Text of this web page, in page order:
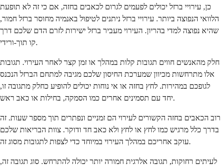
כן, עירויי ברזל יכולים לפעמים לגרום לכאבים בחזה, אם כי זה לא תופעת
הלוואי הנפוצה ביותר. עירויי ברזל ניתנים לטיפול באנמיה מחוסר ברזל חמור,
שהיא נפוצה למדי בהריון. העירוי מעביר ברזל ישירות לזרם הדם שלכם דרך
קו תוך-ורידי.
חלק מהאנשים חווים תגובות קלות במהלך או זמן קצר לאחר העירוי. תגובות
אלו מתרחשות מכיוון שמערכת החיסון שלכם מגיבה למתחם הברזל הנכנס
לגופכם במהירות. לחץ בחזה או אי נוחות יכולים להופיע כחלק מתגובה זו,
יחד עם תסמינים אחרים כמו הסמקה, בחילות או כאב ראש.
רוב הכאבים בחזה הקשורים לעירוי הם זמניים ונפתרים תוך מספר שעות. זה
בדרך כלל מרגיש כמו לחץ או לחץ ולא כאב חד ודוקר. צוות הבריאות שלכם
עוקב אחריכם במהלך העירוי במיוחד כדי לצפות לתגובות מסוג זה.
לעיתים רחוקות, תגובה אלרגית חמורה יותר יכולה להתרחש. סוג תגובה זה,